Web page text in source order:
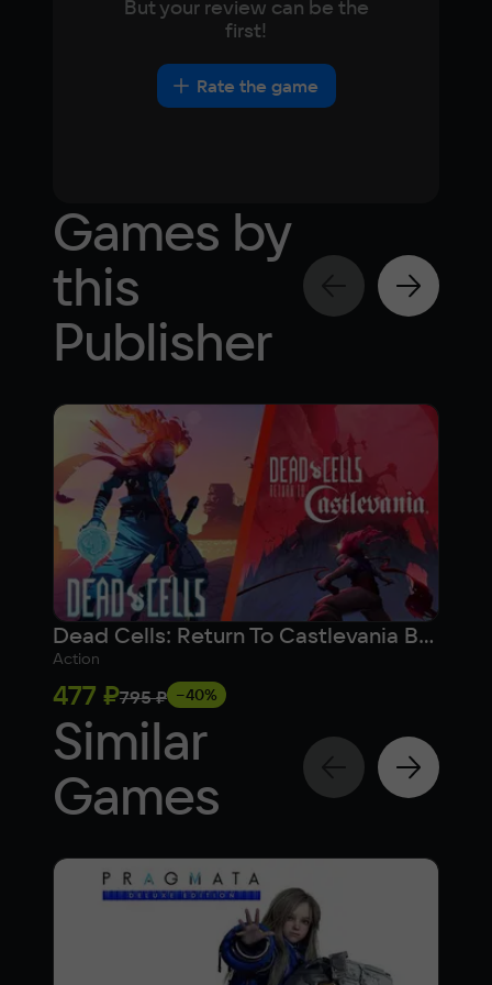
But your review can be the
first!
Rate the game
Games by
this
Publisher
Dead Cells: Return To Castlevania Bundle
Action
477 ₽795 ₽ −40%
Similar
Games